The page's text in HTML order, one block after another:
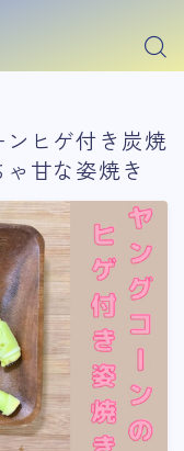
ヒゲ付き炭焼
甘な姿焼き